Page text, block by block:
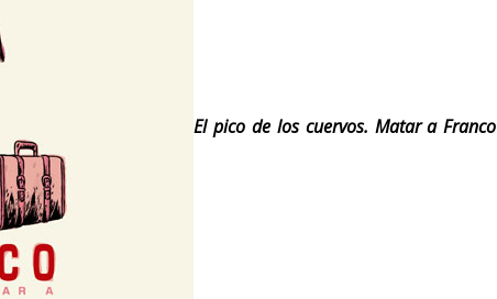
El pico de los cuervos. Matar a Franco